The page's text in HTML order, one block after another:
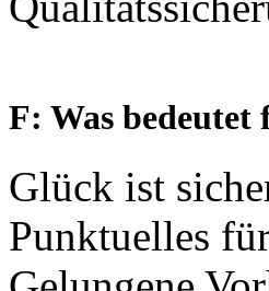
F: Was bedeutet
Glück ist
Punktuelles